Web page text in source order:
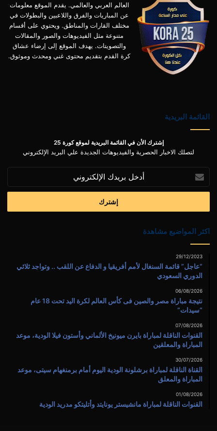
العالم العربي والعالمي. يقدم الموقع معلومات
عن المباريات والفرق واللاعبين والبطولات في
مختلف القارات والمناطق. ويحتوي على أقسام
متنوعة مثل الفيديوهات والصور والمقالات
والتصويتات. يهدف الموقع إلى إرضاء عشاق
كرة القدم بتقديم محتوى غني ومحدث وموثوق.
القائمة البريدية
إشترك الأن في القائمة البريدية لموقع كورة 25
لتصلك الاخبار الحصرية والفيديوهات الجديدة علي البريد الإلكتروني
بريدك
الإلكتروني
اكثر المواضيع مشاهدة
29/12/2023
“عاجل” قائمة السنغال لأمم أفريقيا و الدفاع عن اللقب .. وتواجد ثلاثي
الدوري السعودي
06/08/2026
نتيجة مباراة مصر والصين فى كأس العالم لكرة اليد تحت 18 عام
“سيدات”
07/08/2026
القنوات الناقلة لمباراة بايرن ميونيخ الألماني وأستون فيلا الودية، موعد
المباراة والمعلقين
30/07/2026
القناة الناقلة لمباراة برشلونة الودية اليوم أمام برمنغهام سيتى، موعد
المباراة والمعلق
01/08/2026
القنوات الناقلة لمباراة مانشيستر يونايتد وأتليتكو مدريد الودية